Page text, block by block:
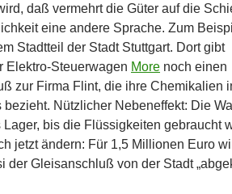
daß vermehrt die Güter auf die
eine andere Sprache. Zum
Stadtteil der Stadt Stuttgart. Dort gibt
Elektro-Steuerwagen More noch einen
zur Firma Flint, die ihre Chemikalien
bezieht. Nützlicher Nebeneffekt: Die
bis die Flüssigkeiten gebraucht
jetzt ändern: Für 1,5 Millionen Euro
der Gleisanschluß von der Stadt